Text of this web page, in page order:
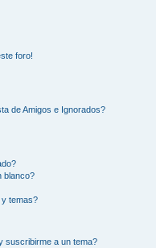
foro!
de Amigos e Ignorados?
blanco?
temas?
suscribirme a un tema?